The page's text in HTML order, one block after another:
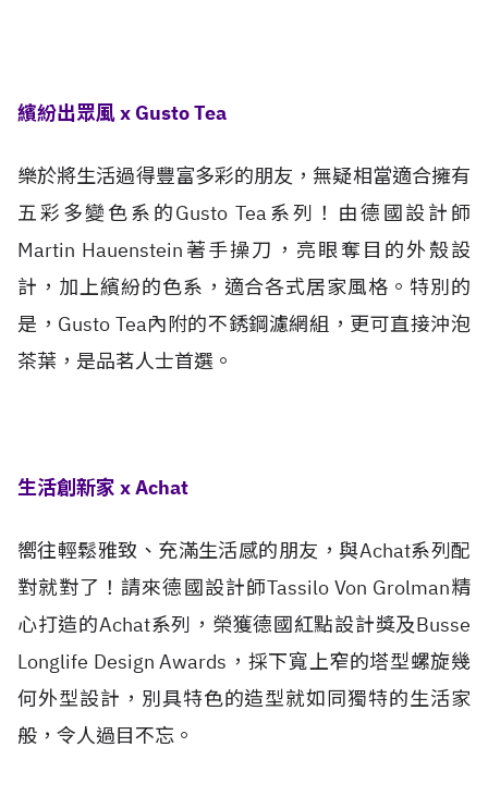
繽紛出眾風 x Gusto Tea
樂於將生活過得豐富多彩的朋友，無疑相當適合擁有
五彩多變色系的Gusto Tea系列！由德國設計師
Martin Hauenstein著手操刀，亮眼奪目的外殼設
計，加上繽紛的色系，適合各式居家風格。特別的
是，Gusto Tea內附的不銹鋼濾網組，更可直接沖泡
茶葉，是品茗人士首選。
生活創新家 x Achat
嚮往輕鬆雅致、充滿生活感的朋友，與Achat系列配
對就對了！請來德國設計師Tassilo Von Grolman精
心打造的Achat系列，榮獲德國紅點設計獎及Busse
Longlife Design Awards，採下寬上窄的塔型螺旋幾
何外型設計，別具特色的造型就如同獨特的生活家
般，令人過目不忘。